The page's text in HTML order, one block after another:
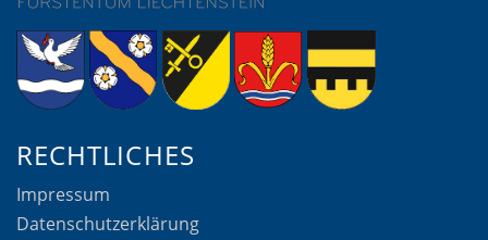
RECHTLICHES
Impressum
Datenschutzerklärung